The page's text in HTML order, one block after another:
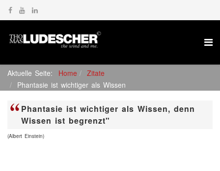
Aktuelle Seite: Home
Zitate
Phantasie ist wichtiger als Wissen
Phantasie ist wichtiger als Wissen, denn
Wissen ist begrenzt"
(Albert Einstein)